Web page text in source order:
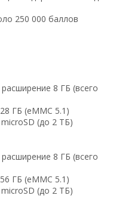
250 000 баллов
8 ГБ (всего
ГБ (eMMC 5.1)
(до 2 ТБ)
8 ГБ (всего
ГБ (eMMC 5.1)
(до 2 ТБ)